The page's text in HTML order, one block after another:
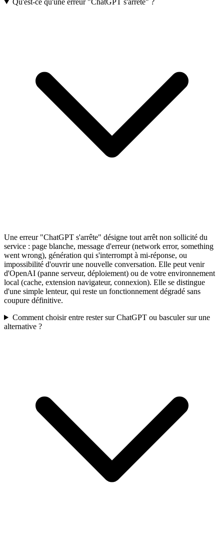
Qu'est-ce qu'une erreur "ChatGPT s'arrête" ?
Une erreur "ChatGPT s'arrête" désigne tout arrêt non sollicité du
service : page blanche, message d'erreur (network error, something
went wrong), génération qui s'interrompt à mi-réponse, ou
impossibilité d'ouvrir une nouvelle conversation. Elle peut venir
d'OpenAI (panne serveur, déploiement) ou de votre environnement
local (cache, extension navigateur, connexion). Elle se distingue
d'une simple lenteur, qui reste un fonctionnement dégradé sans
coupure définitive.
Comment choisir entre rester sur ChatGPT ou basculer sur une
alternative ?